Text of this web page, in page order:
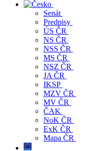
Senát
Predpisy
ÚS ČR
NS ČR
NSS ČR
MS ČR
NSZ ČR
JA ČR
IKSP
MZV ČR
MV ČR
ČAK
NoK ČR
ExK ČR
Mapa ČR